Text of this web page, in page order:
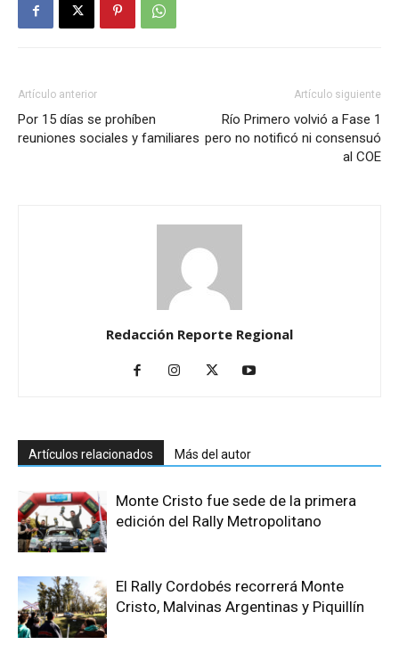
Artículo anterior
Por 15 días se prohíben
reuniones sociales y familiares
Artículo siguiente
Río Primero volvió a Fase 1
pero no notificó ni consensuó
al COE
Redacción Reporte Regional
Artículos relacionados Más del autor
Monte Cristo fue sede de la primera
edición del Rally Metropolitano
El Rally Cordobés recorrerá Monte
Cristo, Malvinas Argentinas y Piquillín